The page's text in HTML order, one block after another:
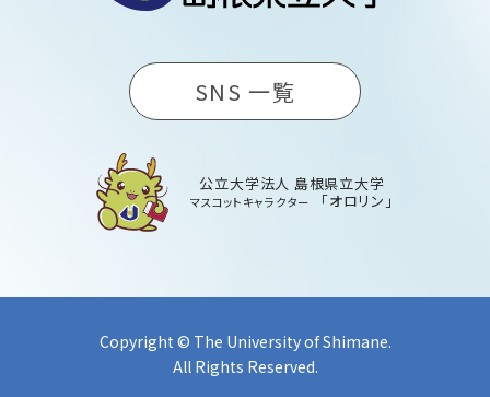
SNS 一覧
公立大学法人 島根県立大学
マスコットキャラクター 「オロリン」
Copyright © The University of Shimane.
All Rights Reserved.